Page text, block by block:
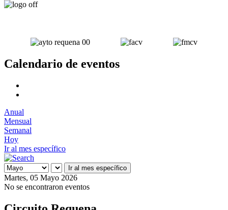
Calendario de eventos
Anual
Mensual
Semanal
Hoy
Ir al mes específico
Ir al mes específico
Martes, 05 Mayo 2026
No se encontraron eventos